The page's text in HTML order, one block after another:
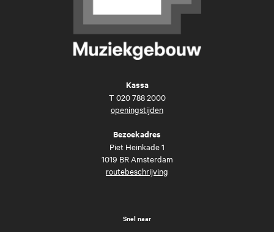
Kassa
T 020 788 2000
openingstijden
Bezoekadres
Piet Heinkade 1
1019 BR Amsterdam
routebeschrijving
Snel naar